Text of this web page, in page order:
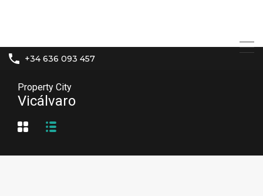
+34 636 093 457
Property City
Vicálvaro